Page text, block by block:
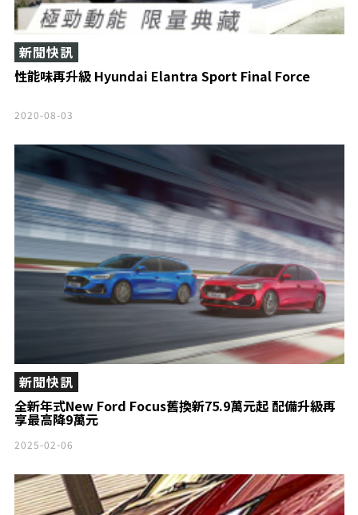
性能味再升級 Hyundai Elantra Sport Final Force
新聞快訊
2020-08-03
全新年式New Ford Focus舊換新75.9萬元起 配備升級再
享最高降9萬元
新聞快訊
2025-02-06